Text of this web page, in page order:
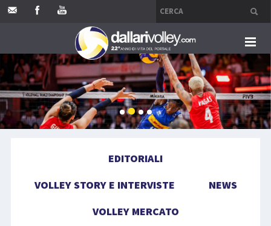
HOME
EDITORIALI
VOLLEY MERCATO
EDITORIALI
VOLLEY STORY E INTERVISTE
NEWS
VOLLEY MERCATO